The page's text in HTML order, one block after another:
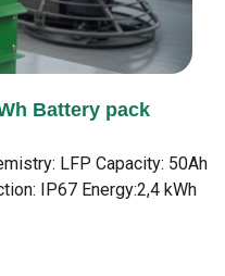
Battery pack
LFP Capacity: 50Ah
IP67 Energy:2,4 kWh